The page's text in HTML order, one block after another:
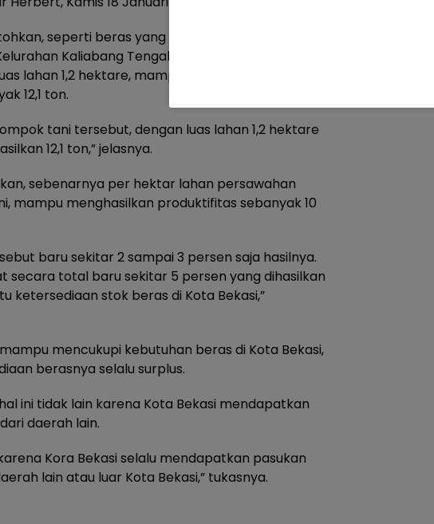
seperti beras yang dihasilkan Kelompok Tani
Kaliabang Tengah, Kecamatan Bekasi
lahan 1,2 hektare, mampu menghasilkan
12,1 ton.
tani tersebut, dengan luas lahan 1,2 hektare
12,1 ton,” jelasnya.
sebenarnya per hektar lahan persawahan
mampu menghasilkan produktifitas sebanyak 10
baru sekitar 2 sampai 3 persen saja hasilnya.
secara total baru sekitar 5 persen yang dihasilkan
ketersediaan stok beras di Kota Bekasi,”
mencukupi kebutuhan beras di Kota Bekasi,
berasnya selalu surplus.
ini tidak lain karena Kota Bekasi mendapatkan
daerah lain.
Kora Bekasi selalu mendapatkan pasukan
lain atau luar Kota Bekasi,” tukasnya.